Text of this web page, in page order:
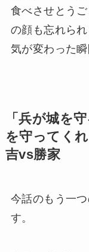
食べさせとう
の顔も忘れら
気が変わった瞬
「兵が城を
を守ってく
吉vs勝家
今話のもう一
す。